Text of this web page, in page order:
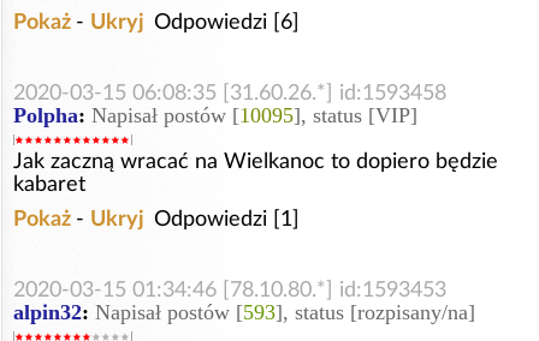
Pokaż - Ukryj Odpowiedzi [6]
2020-03-15 06:08:35 [31.60.26.*] id:1593458
Polpha: Napisał postów [10095], status [VIP]
Jak zaczną wracać na Wielkanoc to dopiero będzie
kabaret
Pokaż - Ukryj Odpowiedzi [1]
2020-03-15 01:34:46 [78.10.80.*] id:1593453
alpin32: Napisał postów [593], status [rozpisany/na]